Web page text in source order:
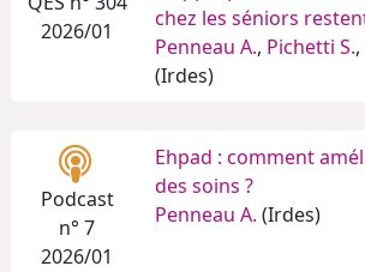
2026/01
chez les séniors
Penneau A., Pichetti S.,
(Irdes)
Podcast
n° 7
2026/01
Ehpad : comment
des soins ?
Penneau A. (Irdes)